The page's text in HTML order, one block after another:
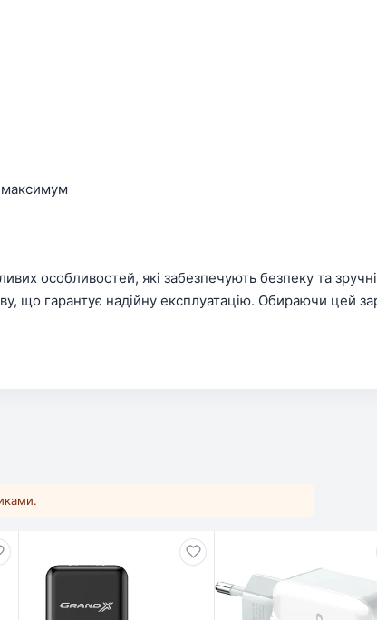
максимум
особливостей, які забезпечують безпеку та
що гарантує надійну експлуатацію. Обираючи цей